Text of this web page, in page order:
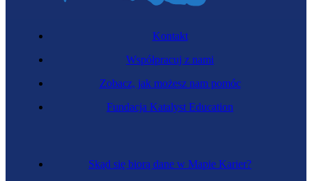
Asystentka sędziego
Skąd się biorą dane w Mapie Karier?
Kontakt
Współpracuj z nami
Zobacz, jak możesz nam pomóc
Fundacja Katalyst Education